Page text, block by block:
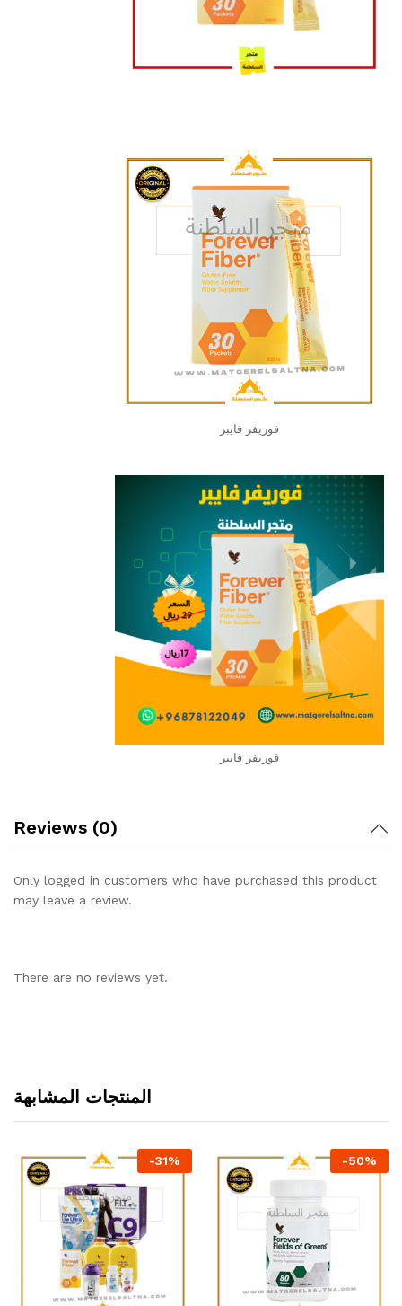
فوريفر فايبر
فوريفر فايبر
Reviews (0)
Only logged in customers who have purchased this product
may leave a review.
There are no reviews yet.
المنتجات المشابهة
-31% -50%